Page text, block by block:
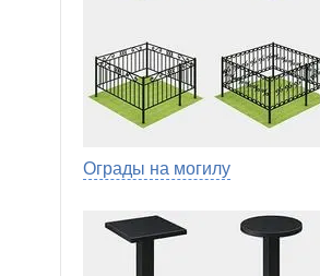
Ограды на могилу